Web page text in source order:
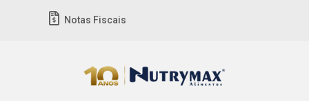
Notas Fiscais